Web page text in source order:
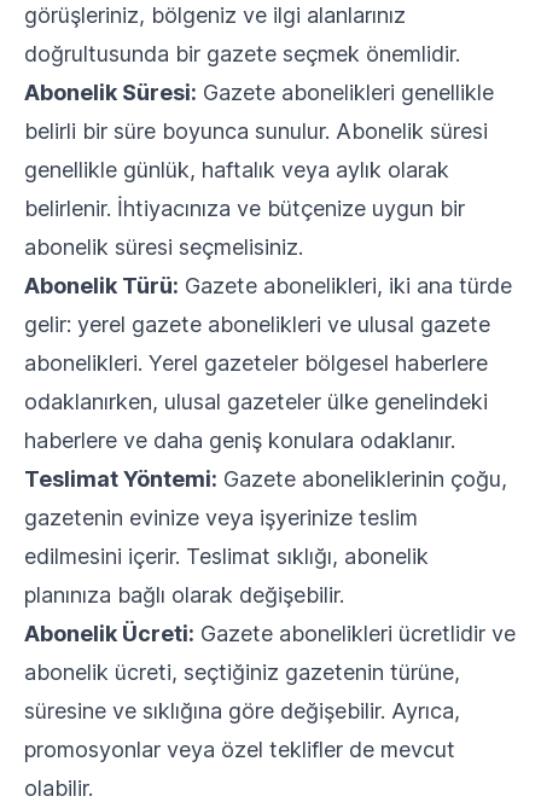
görüşleriniz, bölgeniz ve ilgi alanlarınız
doğrultusunda bir gazete seçmek önemlidir.
Abonelik Süresi: Gazete abonelikleri genellikle
belirli bir süre boyunca sunulur. Abonelik süresi
genellikle günlük, haftalık veya aylık olarak
belirlenir. İhtiyacınıza ve bütçenize uygun bir
abonelik süresi seçmelisiniz.
Abonelik Türü: Gazete abonelikleri, iki ana türde
gelir: yerel gazete abonelikleri ve ulusal gazete
abonelikleri. Yerel gazeteler bölgesel haberlere
odaklanırken, ulusal gazeteler ülke genelindeki
haberlere ve daha geniş konulara odaklanır.
Teslimat Yöntemi: Gazete aboneliklerinin çoğu,
gazetenin evinize veya işyerinize teslim
edilmesini içerir. Teslimat sıklığı, abonelik
planınıza bağlı olarak değişebilir.
Abonelik Ücreti: Gazete abonelikleri ücretlidir ve
abonelik ücreti, seçtiğiniz gazetenin türüne,
süresine ve sıklığına göre değişebilir. Ayrıca,
promosyonlar veya özel teklifler de mevcut
olabilir.